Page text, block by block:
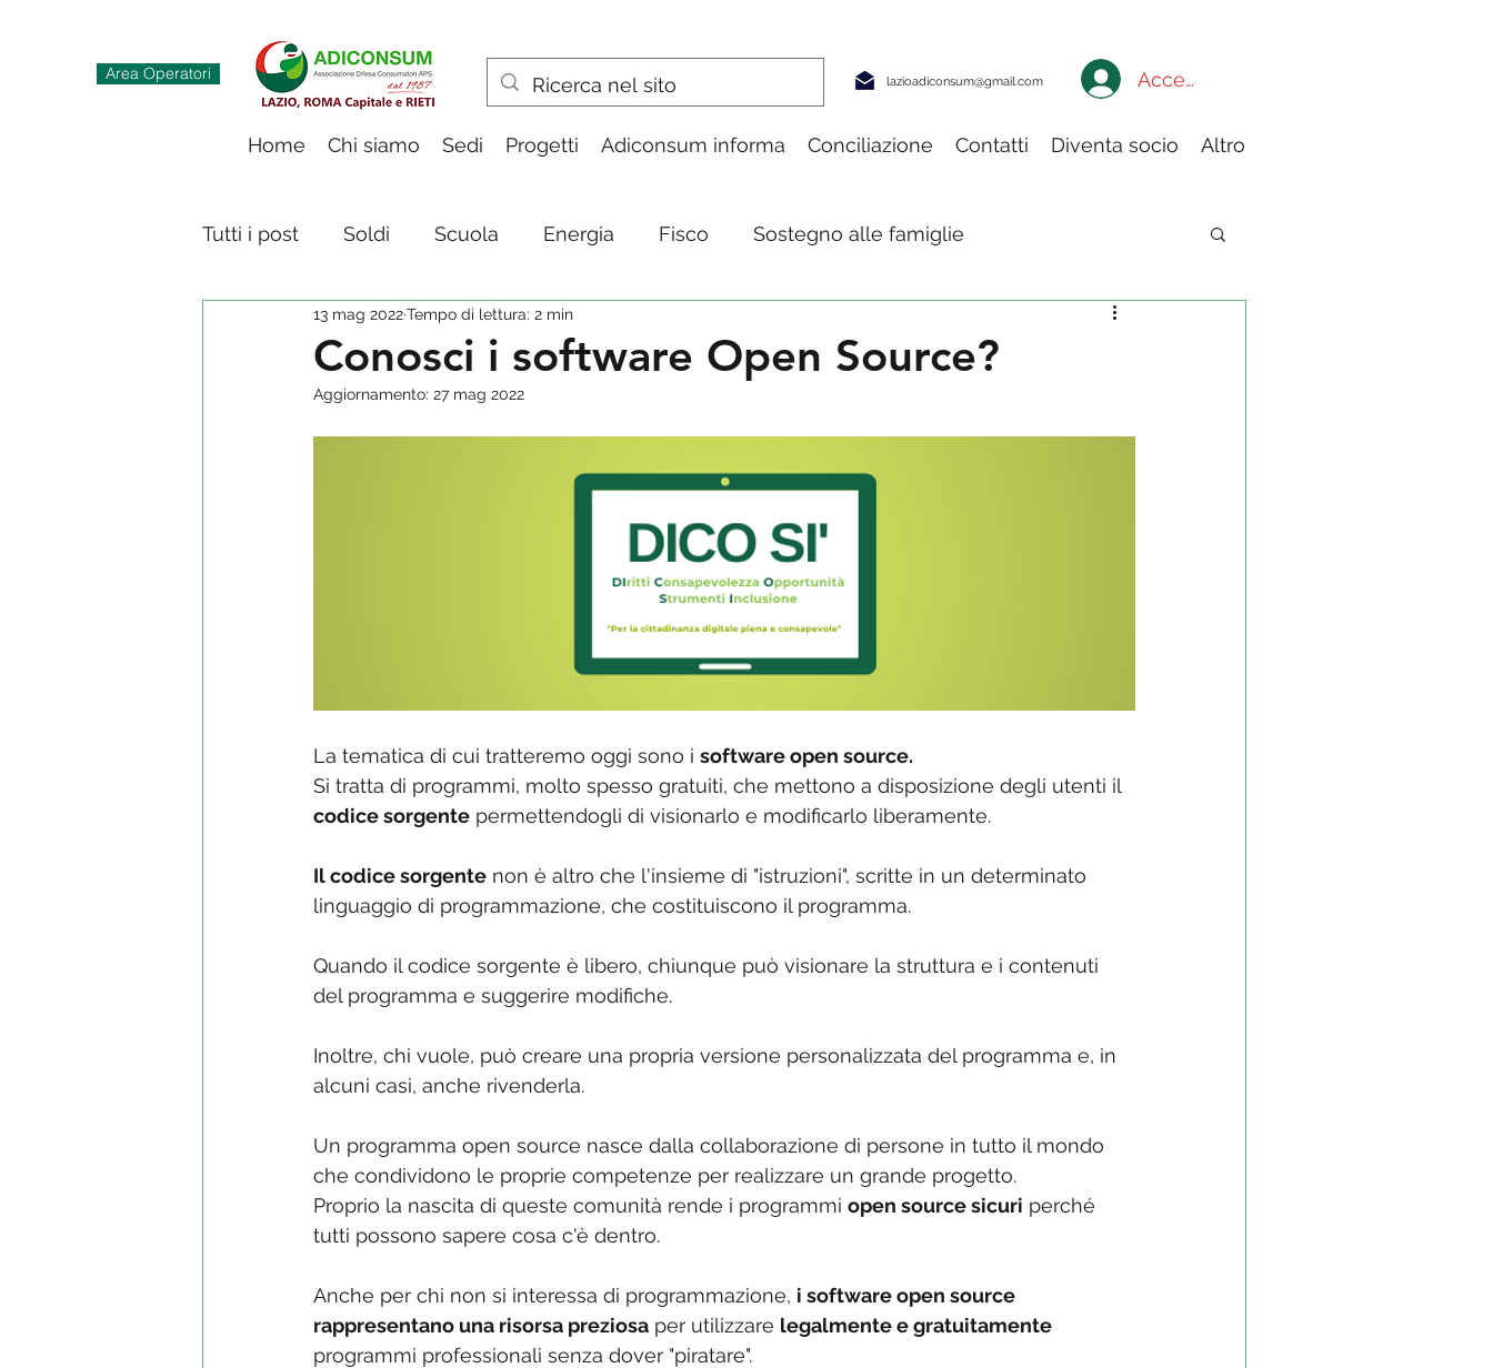
Area Operatori lazioadiconsum@gmail.com Accedi a My Adiconsum
Home Chi siamo Sedi Progetti Adiconsum informa Conciliazione Contatti Diventa socio Altro
Tutti i post Soldi Scuola Energia Fisco Sostegno alle famiglie
Innovazione digitale Spesa & consumi
Conosci i software Open Source?
13 mag 2022Tempo di lettura: 2 min
Aggiornamento: 27 mag 2022
La tematica di cui tratteremo oggi sono i software open source.
Si tratta di programmi, molto spesso gratuiti, che mettono a disposizione degli utenti il
codice sorgente permettendogli di visionarlo e modificarlo liberamente.
Il codice sorgente non è altro che l'insieme di "istruzioni", scritte in un determinato
linguaggio di programmazione, che costituiscono il programma.
Quando il codice sorgente è libero, chiunque può visionare la struttura e i contenuti
del programma e suggerire modifiche.
Inoltre, chi vuole, può creare una propria versione personalizzata del programma e, in
alcuni casi, anche rivenderla.
Un programma open source nasce dalla collaborazione di persone in tutto il mondo
che condividono le proprie competenze per realizzare un grande progetto.
Proprio la nascita di queste comunità rende i programmi open source sicuri perché
tutti possono sapere cosa c'è dentro.
Anche per chi non si interessa di programmazione, i software open source
rappresentano una risorsa preziosa per utilizzare legalmente e gratuitamente
programmi professionali senza dover "piratare".